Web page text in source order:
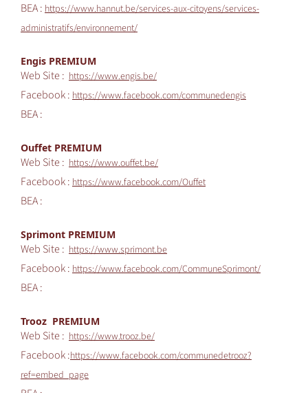
BEA :https://www.hannut.be/services-aux-citoyens/services-
administratifs/environnement/
Engis PREMIUM
Web Site : https://www.engis.be/
Facebook :https://www.facebook.com/communedengis
BEA :
Ouffet PREMIUM
Web Site : https://www.ouffet.be/
Facebook :https://www.facebook.com/Ouffet
BEA :
Sprimont PREMIUM
Web Site : https://www.sprimont.be
Facebook :https://www.facebook.com/CommuneSprimont/
BEA :
Trooz PREMIUM
Web Site : https://www.trooz.be/
Facebook :https://www.facebook.com/communedetrooz?
ref=embed_page